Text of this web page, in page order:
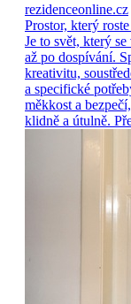
rezidenceonline.cz
Prostor, který
Je to svět, který
až po dospívání.
kreativitu,
a specifické
měkkost a
klidně a útulně.